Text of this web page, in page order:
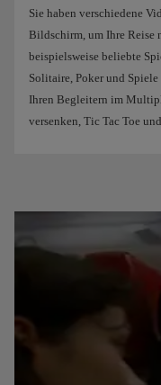
Sie haben verschiedene
Bildschirm, um Ihre Reise
beispielsweise beliebte
Solitaire, Poker und
Ihren Begleitern im
versenken, Tic Tac Toe